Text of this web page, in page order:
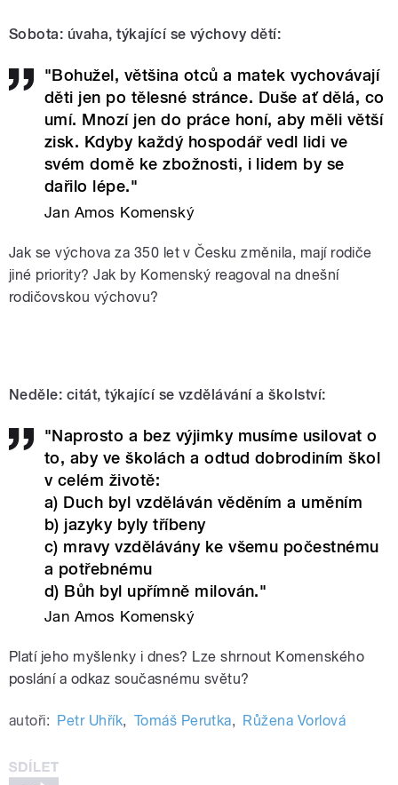
Sobota: úvaha, týkající se výchovy dětí:
"Bohužel, většina otců a matek vychovávají
děti jen po tělesné stránce. Duše ať dělá, co
umí. Mnozí jen do práce honí, aby měli větší
zisk. Kdyby každý hospodář vedl lidi ve
svém domě ke zbožnosti, i lidem by se
dařilo lépe."
Jan Amos Komenský
Jak se výchova za 350 let v Česku změnila, mají rodiče
jiné priority? Jak by Komenský reagoval na dnešní
rodičovskou výchovu?
Neděle: citát, týkající se vzdělávání a školství:
"Naprosto a bez výjimky musíme usilovat o
to, aby ve školách a odtud dobrodiním škol
v celém životě:
a) Duch byl vzděláván věděním a uměním
b) jazyky byly tříbeny
c) mravy vzdělávány ke všemu počestnému
a potřebnému
d) Bůh byl upřímně milován."
Jan Amos Komenský
Platí jeho myšlenky i dnes? Lze shrnout Komenského
poslání a odkaz současnému světu?
autoři: Petr Uhřík, Tomáš Perutka, Růžena Vorlová